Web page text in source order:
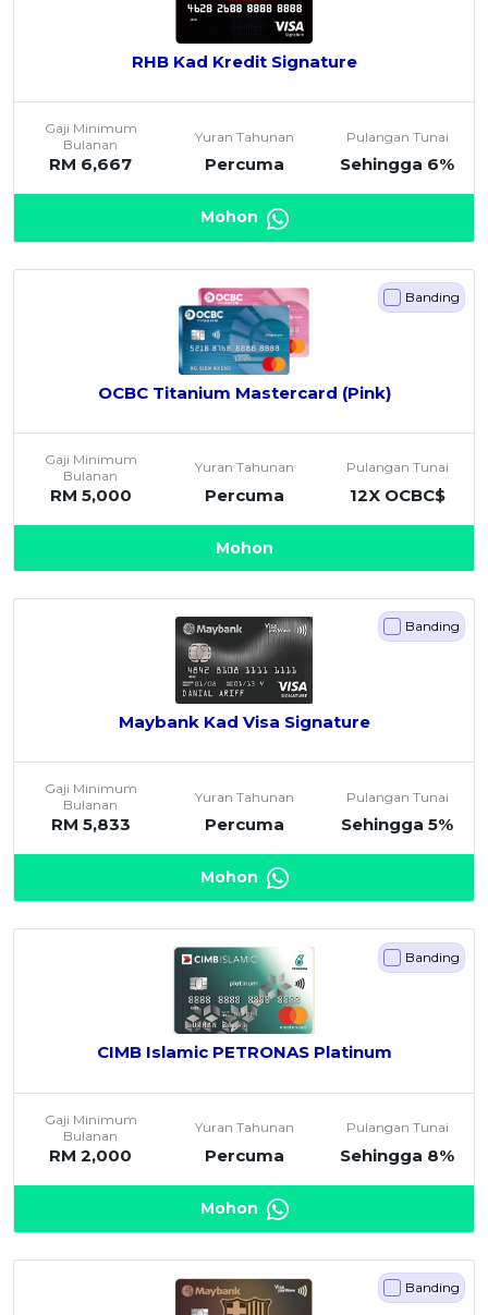
RHB Kad Kredit Signature
Gaji Minimum
Bulanan
RM 6,667
Yuran Tahunan
Percuma
Pulangan Tunai
Sehingga 6%
Mohon
Banding
OCBC Titanium Mastercard (Pink)
Gaji Minimum
Bulanan
RM 5,000
Yuran Tahunan
Percuma
Pulangan Tunai
12X OCBC$
Mohon
Banding
Maybank Kad Visa Signature
Gaji Minimum
Bulanan
RM 5,833
Yuran Tahunan
Percuma
Pulangan Tunai
Sehingga 5%
Mohon
Banding
CIMB Islamic PETRONAS Platinum
Gaji Minimum
Bulanan
RM 2,000
Yuran Tahunan
Percuma
Pulangan Tunai
Sehingga 8%
Mohon
Banding